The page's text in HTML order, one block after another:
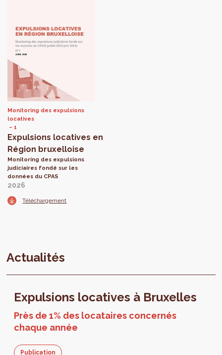
Monitoring des expulsions
locatives
1
Expulsions locatives en
Région bruxelloise
Monitoring des expulsions
judiciaires fondé sur les
données du CPAS
2026
Téléchargement
Actualités
Expulsions locatives à Bruxelles
Près de 1% des locataires concernés
chaque année
Publication